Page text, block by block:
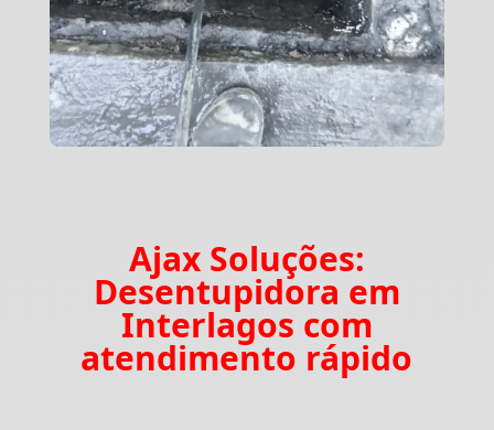
Ajax Soluções:
Desentupidora em
Interlagos com
atendimento rápido